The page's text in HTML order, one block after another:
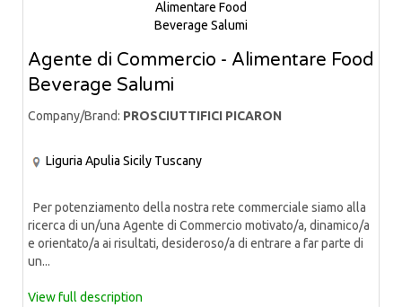
Agente di Commercio - Alimentare Food
Beverage Salumi
Company/Brand: PROSCIUTTIFICI PICARON
Liguria Apulia Sicily Tuscany
Per potenziamento della nostra rete commerciale siamo alla
ricerca di un/una Agente di Commercio motivato/a, dinamico/a
e orientato/a ai risultati, desideroso/a di entrare a far parte di
un...
View full description